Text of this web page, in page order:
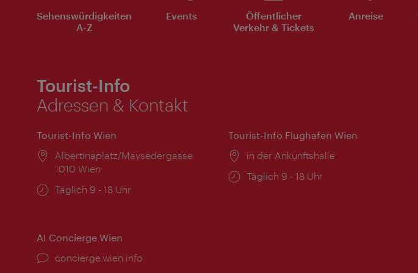
Sehenswürdigkeiten
A-Z
Events
Öffentlicher
Verkehr & Tickets
Anreise
Tourist-Info
Adressen & Kontakt
Tourist-Info Wien
Ort:
Albertinaplatz/Maysedergasse
1010 Wien
Öffnungszeiten:
Täglich 9 - 18 Uhr
Tourist-Info Flughafen Wien
Ort:
in der Ankunftshalle
Öffnungszeiten:
Täglich 9 - 18 Uhr
AI Concierge Wien
Ort:
concierge.wien.info